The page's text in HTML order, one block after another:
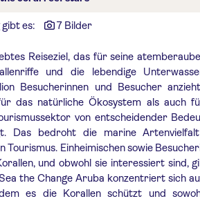
es: 7 Bilder
Reiseziel, das für seine
und die lebendige
Besucherinnen und Besucher
das natürliche Ökosystem als auch
von entscheidender
Das bedroht die marine
Einheimischen sowie
und obwohl sie interessiert sind,
the Change Aruba konzentriert sich
es die Korallen schützt und